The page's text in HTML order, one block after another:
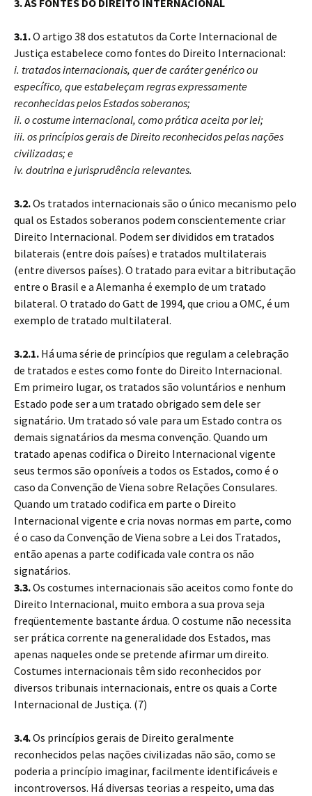
3. AS FONTES DO DIREITO INTERNACIONAL
3.1.O artigo 38 dos estatutos da Corte Internacional de
Justiça estabelece como fontes do Direito Internacional:
i. tratados internacionais, quer de caráter genérico ou
específico, que estabeleçam regras expressamente
reconhecidas pelos Estados soberanos;
ii. o costume internacional, como prática aceita por lei;
iii. os princípios gerais de Direito reconhecidos pelas nações
civilizadas; e
iv. doutrina e jurisprudência relevantes.
3.2.Os tratados internacionais são o único mecanismo pelo
qual os Estados soberanos podem conscientemente criar
Direito Internacional. Podem ser divididos em tratados
bilaterais (entre dois países) e tratados multilaterais
(entre diversos países). O tratado para evitar a bitributação
entre o Brasil e a Alemanha é exemplo de um tratado
bilateral. O tratado do Gatt de 1994, que criou a OMC, é um
exemplo de tratado multilateral.
3.2.1. Há uma série de princípios que regulam a celebração
de tratados e estes como fonte do Direito Internacional.
Em primeiro lugar, os tratados são voluntários e nenhum
Estado pode ser a um tratado obrigado sem dele ser
signatário. Um tratado só vale para um Estado contra os
demais signatários da mesma convenção. Quando um
tratado apenas codifica o Direito Internacional vigente
seus termos são oponíveis a todos os Estados, como é o
caso da Convenção de Viena sobre Relações Consulares.
Quando um tratado codifica em parte o Direito
Internacional vigente e cria novas normas em parte, como
é o caso da Convenção de Viena sobre a Lei dos Tratados,
então apenas a parte codificada vale contra os não
signatários.
3.3.Os costumes internacionais são aceitos como fonte do
Direito Internacional, muito embora a sua prova seja
freqüentemente bastante árdua. O costume não necessita
ser prática corrente na generalidade dos Estados, mas
apenas naqueles onde se pretende afirmar um direito.
Costumes internacionais têm sido reconhecidos por
diversos tribunais internacionais, entre os quais a Corte
Internacional de Justiça. (7)
3.4.Os princípios gerais de Direito geralmente
reconhecidos pelas nações civilizadas não são, como se
poderia a princípio imaginar, facilmente identificáveis e
incontroversos. Há diversas teorias a respeito, uma das